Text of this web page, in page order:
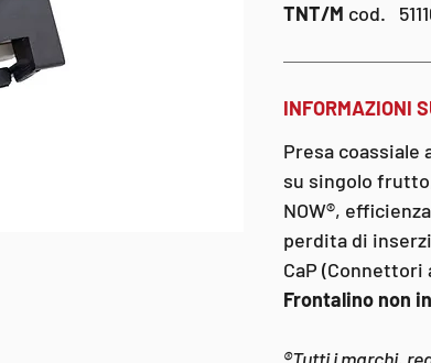
TNT/M cod.
INFORMAZIONI
Presa coassiale
su singolo
NOW®,
perdita di
CaP (Connettori
Frontalino non